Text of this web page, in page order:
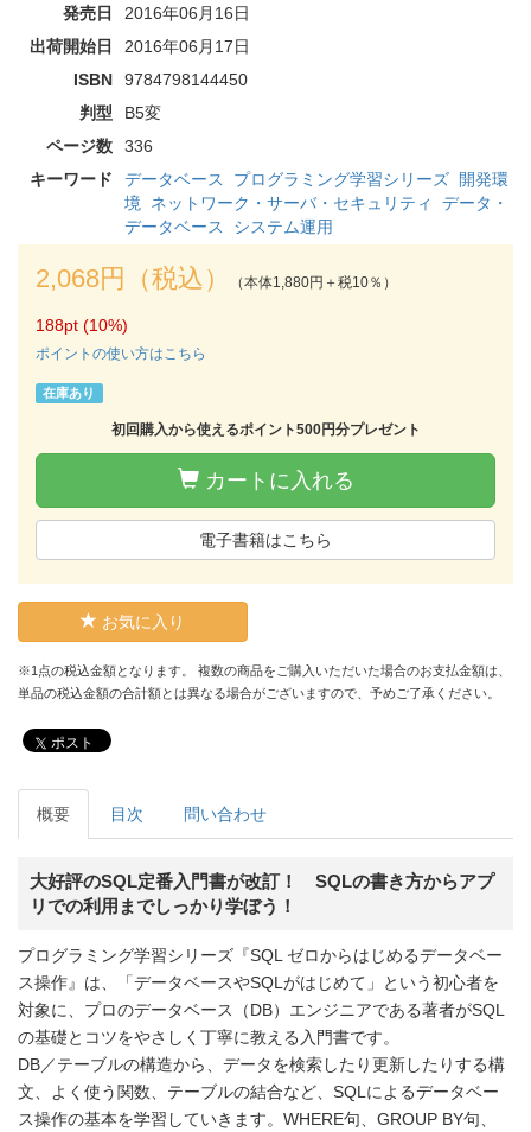
発売日
2016年06月16日
出荷開始日
2016年06月17日
ISBN
9784798144450
判型
B5変
ページ数
336
キーワード
データベース プログラミング学習シリーズ
開発環
境
ネットワーク・サーバ・セキュリティ
データ・
データベース
システム運用
2,068円（税込） （本体1,880円＋税10％）
188pt (10%)
ポイントの使い方はこちら
在庫あり
初回購入から使えるポイント500円分プレゼント
カートに入れる
電子書籍はこちら
お気に入り
※1点の税込金額となります。 複数の商品をご購入いただいた場合のお支払金額は、
単品の税込金額の合計額とは異なる場合がございますので、予めご了承ください。
ポスト
概要 目次 問い合わせ
大好評のSQL定番入門書が改訂！ SQLの書き方からアプ
リでの利用までしっかり学ぼう！
プログラミング学習シリーズ『SQL ゼロからはじめるデータベー
ス操作』は、「データベースやSQLがはじめて」という初心者を
対象に、プロのデータベース（DB）エンジニアである著者がSQL
の基礎とコツをやさしく丁寧に教える入門書です。
DB／テーブルの構造から、データを検索したり更新したりする構
文、よく使う関数、テーブルの結合など、SQLによるデータベー
ス操作の基本を学習していきます。WHERE句、GROUP BY句、